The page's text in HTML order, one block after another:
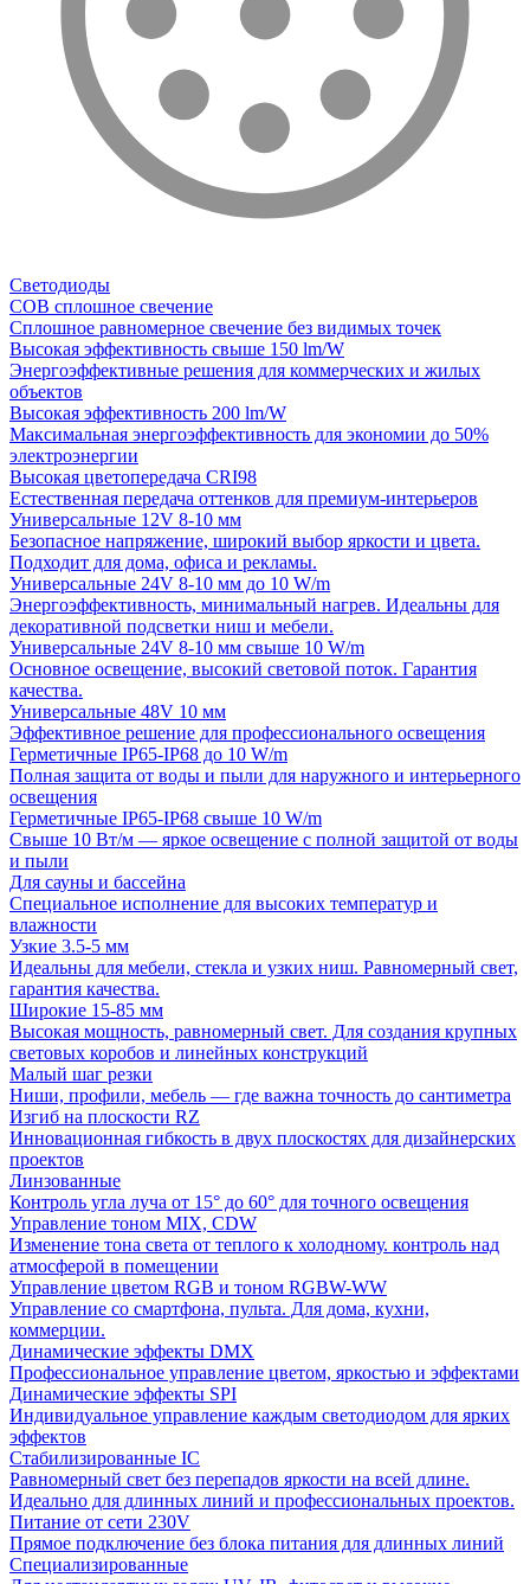
Светодиоды
COB сплошное свечение
Сплошное равномерное свечение без видимых точек
Высокая эффективность свыше 150 lm/W
Энергоэффективные решения для коммерческих и жилых
объектов
Высокая эффективность 200 lm/W
Максимальная энергоэффективность для экономии до 50%
электроэнергии
Высокая цветопередача CRI98
Естественная передача оттенков для премиум-интерьеров
Универсальные 12V 8-10 мм
Безопасное напряжение, широкий выбор яркости и цвета.
Подходит для дома, офиса и рекламы.
Универсальные 24V 8-10 мм до 10 W/m
Энергоэффективность, минимальный нагрев. Идеальны для
декоративной подсветки ниш и мебели.
Универсальные 24V 8-10 мм свыше 10 W/m
Основное освещение, высокий световой поток. Гарантия
качества.
Универсальные 48V 10 мм
Эффективное решение для профессионального освещения
Герметичные IP65-IP68 до 10 W/m
Полная защита от воды и пыли для наружного и интерьерного
освещения
Герметичные IP65-IP68 свыше 10 W/m
Свыше 10 Вт/м — яркое освещение с полной защитой от воды
и пыли
Для сауны и бассейна
Специальное исполнение для высоких температур и
влажности
Узкие 3.5-5 мм
Идеальны для мебели, стекла и узких ниш. Равномерный свет,
гарантия качества.
Широкие 15-85 мм
Высокая мощность, равномерный свет. Для создания крупных
световых коробов и линейных конструкций
Малый шаг резки
Ниши, профили, мебель — где важна точность до сантиметра
Изгиб на плоскости RZ
Инновационная гибкость в двух плоскостях для дизайнерских
проектов
Линзованные
Контроль угла луча от 15° до 60° для точного освещения
Управление тоном MIX, CDW
Изменение тона света от теплого к холодному. контроль над
атмосферой в помещении
Управление цветом RGB и тоном RGBW-WW
Управление со смартфона, пульта. Для дома, кухни,
коммерции.
Динамические эффекты DMX
Профессиональное управление цветом, яркостью и эффектами
Динамические эффекты SPI
Индивидуальное управление каждым светодиодом для ярких
эффектов
Стабилизированные IC
Равномерный свет без перепадов яркости на всей длине.
Идеально для длинных линий и профессиональных проектов.
Питание от сети 230V
Прямое подключение без блока питания для длинных линий
Специализированные